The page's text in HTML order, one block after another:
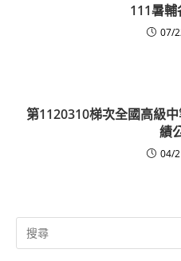
111暑輔
07/
第1120310梯次全國高級
績
04/
Search
for: